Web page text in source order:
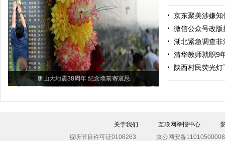
唐山大地震38周年 纪念墙前寄哀思
京东聚美涉嫌知
微信公众号改
湖北紧急调查
清华教师就职9
陕西村民荧光
关于我们 互联网举报中心
视听节目许可证0108263
京公网安备